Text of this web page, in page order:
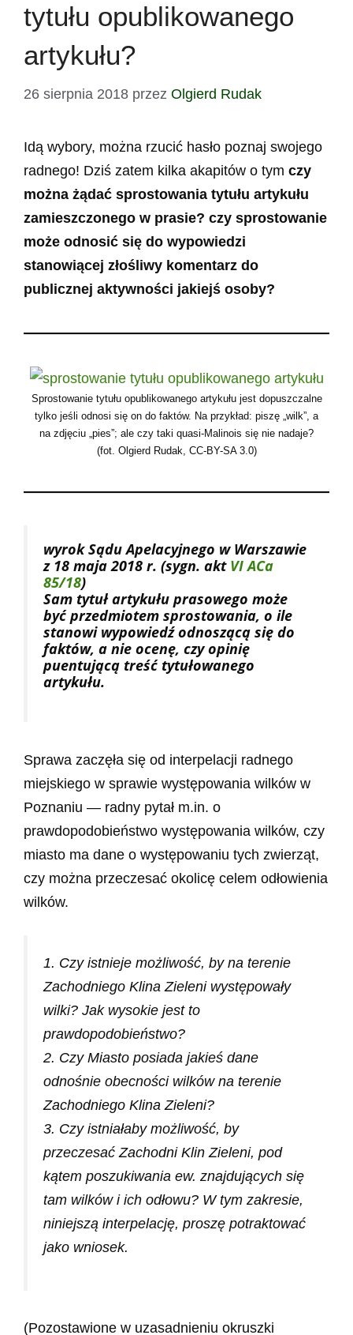
tytułu opublikowanego
artykułu?
26 sierpnia 2018 przez Olgierd Rudak
Idą wybory, można rzucić hasło poznaj swojego
radnego! Dziś zatem kilka akapitów o tym czy
można żądać sprostowania tytułu artykułu
zamieszczonego w prasie? czy sprostowanie
może odnosić się do wypowiedzi
stanowiącej złośliwy komentarz do
publicznej aktywności jakiejś osoby?
Sprostowanie tytułu opublikowanego artykułu jest dopuszczalne
tylko jeśli odnosi się on do faktów. Na przykład: piszę „wilk”, a
na zdjęciu „pies”; ale czy taki quasi-Malinois się nie nadaje?
(fot. Olgierd Rudak, CC-BY-SA 3.0)
wyrok Sądu Apelacyjnego w Warszawie
z 18 maja 2018 r. (sygn. akt VI ACa
85/18)
Sam tytuł artykułu prasowego może
być przedmiotem sprostowania, o ile
stanowi wypowiedź odnoszącą się do
faktów, a nie ocenę, czy opinię
puentującą treść tytułowanego
artykułu.
Sprawa zaczęła się od interpelacji radnego
miejskiego w sprawie występowania wilków w
Poznaniu — radny pytał m.in. o
prawdopodobieństwo występowania wilków, czy
miasto ma dane o występowaniu tych zwierząt,
czy można przeczesać okolicę celem odłowienia
wilków.
1. Czy istnieje możliwość, by na terenie
Zachodniego Klina Zieleni występowały
wilki? Jak wysokie jest to
prawdopodobieństwo?
2. Czy Miasto posiada jakieś dane
odnośnie obecności wilków na terenie
Zachodniego Klina Zieleni?
3. Czy istniałaby możliwość, by
przeczesać Zachodni Klin Zieleni, pod
kątem poszukiwania ew. znajdujących się
tam wilków i ich odłowu? W tym zakresie,
niniejszą interpelację, proszę potraktować
jako wniosek.
(Pozostawione w uzasadnieniu okruszki